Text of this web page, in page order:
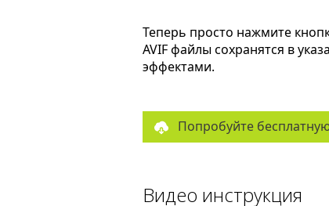
Теперь просто нажмите
AVIF файлы сохранятся в
эффектами.
Попробуйте
Видео инструкция